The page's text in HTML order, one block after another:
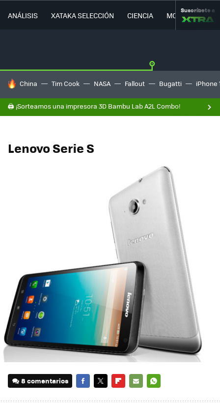
ANÁLISIS XATAKA SELECCIÓN CIENCIA MOVILIDAD
Suscríbete a
HOY SE HABLA DE
China Tim Cook NASA Fallout Bugatti iPhone
🖨️ ¡Sorteamos una impresora 3D Bambu Lab A2L Combo!
Lenovo Serie S
8 comentarios